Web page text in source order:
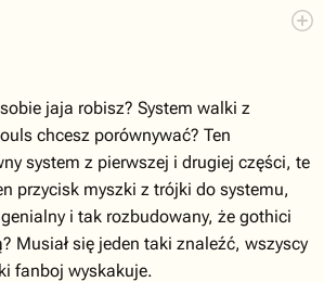
jaja robisz? System walki z
chcesz porównywać? Ten
system z pierwszej i drugiej części, te
przycisk myszki z trójki do systemu,
i tak rozbudowany, że gothici
Musiał się jeden taki znaleźć, wszyscy
fanboj wyskakuje.